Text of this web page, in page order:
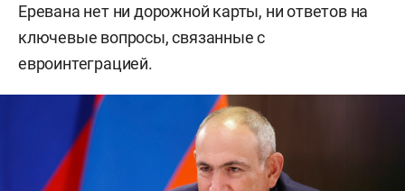
Еревана нет ни дорожной карты, ни ответов на
ключевые вопросы, связанные с
евроинтеграцией.